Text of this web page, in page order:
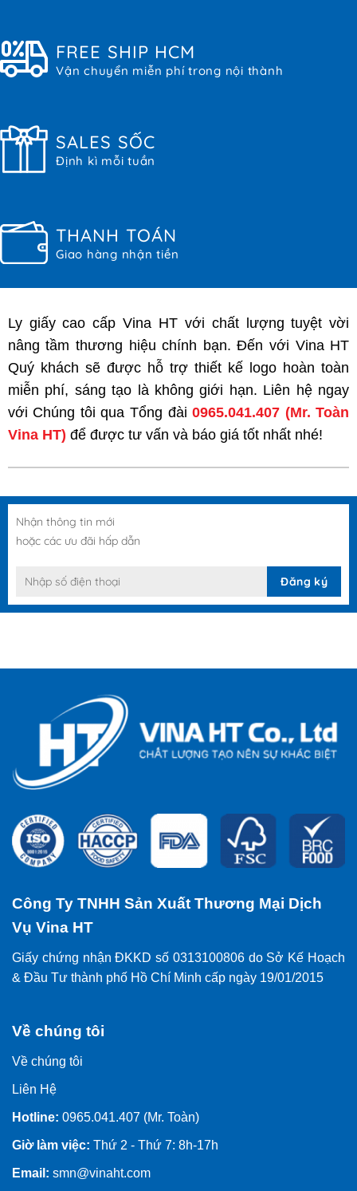
FREE SHIP HCM
Vận chuyển miễn phí trong nội thành
SALES SỐC
Định kì mỗi tuần
THANH TOÁN
Giao hàng nhận tiền
Ly giấy cao cấp Vina HT với chất lượng tuyệt vời
nâng tầm thương hiệu chính bạn. Đến với Vina HT
Quý khách sẽ được hỗ trợ thiết kế logo hoàn toàn
miễn phí, sáng tạo là không giới hạn. Liên hệ ngay
với Chúng tôi qua Tổng đài0965.041.407 (Mr. Toàn
Vina HT) để được tư vấn và báo giá tốt nhất nhé!
Nhận thông tin mới
hoặc các ưu đãi hấp dẫn
Công Ty TNHH Sản Xuất Thương Mại Dịch
Vụ Vina HT
Giấy chứng nhận ĐKKD số 0313100806 do Sở Kế Hoạch
& Đầu Tư thành phố Hồ Chí Minh cấp ngày 19/01/2015
Về chúng tôi
Về chúng tôi
Liên Hệ
Hotline: 0965.041.407 (Mr. Toàn)
Giờ làm việc: Thứ 2 - Thứ 7: 8h-17h
Email: smn@vinaht.com